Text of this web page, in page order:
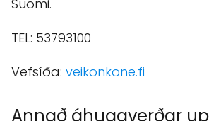
Suomi.
TEL: 53793100
Vefsíða: veikonkone.fi
Annað áhugaverðar